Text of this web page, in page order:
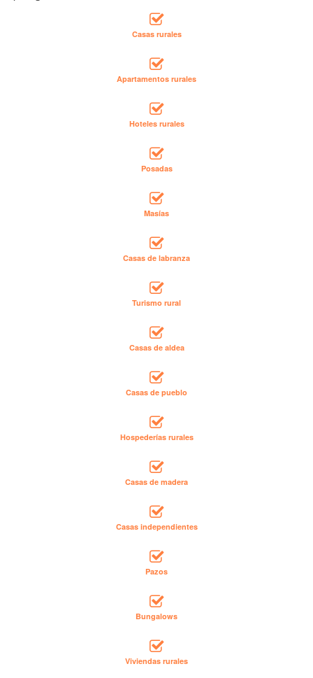
Casas rurales
Apartamentos rurales
Hoteles rurales
Posadas
Masías
Casas de labranza
Turismo rural
Casas de aldea
Casas de pueblo
Hospederías rurales
Casas de madera
Casas independientes
Pazos
Bungalows
Viviendas rurales